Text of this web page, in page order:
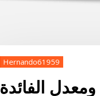
Hernando61959
الفائدة